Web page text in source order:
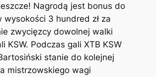
Nagrodą jest bonus do
wysokości 3 hundred zł za
zwycięzcy dowolnej walki
KSW. Podczas gali XTB KSW
stanie do kolejnej
mistrzowskiego wagi